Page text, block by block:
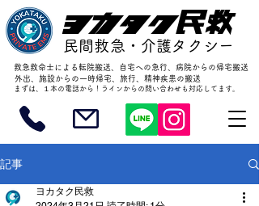
ヨカタク民救
民間救急・介護タクシー
​救急救命士による転院搬送、自宅への急行、病院からの帰宅搬送
外出、施設からの一時帰宅、旅行、精神疾患の搬送
まずは、１本の電話から！ラインからの問い合わせも対応してます。
記事
ヨカタク民救